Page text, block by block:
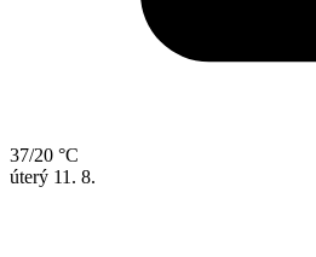
37/20 °C
úterý 11. 8.